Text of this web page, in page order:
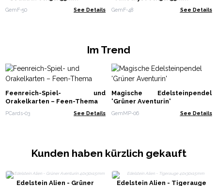
GemF-50 See Details GemF-48 See Details
Im Trend
Feenreich-Spiel- und
Orakelkarten – Feen-Thema
PCards-03 See Details
Magische Edelsteinpendel
'Grüner Aventurin'
GemMP-06 See Details
Kunden haben kürzlich gekauft
Edelstein Alien - Grüner
Edelstein Alien - Tigerauge